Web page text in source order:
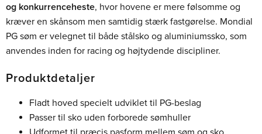
og konkurrenceheste, hvor hovene er mere følsomme og
kræver en skånsom men samtidig stærk fastgørelse. Mondial
PG søm er velegnet til både stålsko og aluminiumssko, som
anvendes inden for racing og højtydende discipliner.
Produktdetaljer
Fladt hoved specielt udviklet til PG-beslag
Passer til sko uden forborede sømhuller